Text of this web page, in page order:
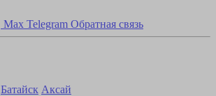
Max Telegram Обратная связь
Батайск Аксай